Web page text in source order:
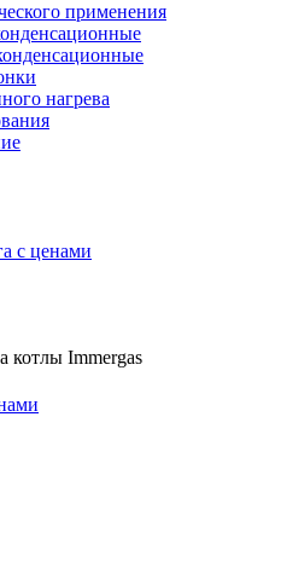
применения
нагрева
с ценами
котлы Immergas